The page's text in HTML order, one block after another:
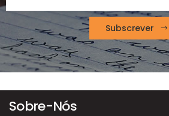
Subscrever
Sobre-Nós